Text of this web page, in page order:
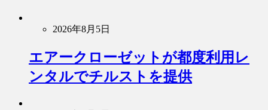
2026年8月5日
エアークローゼットが都度利用レ
ンタルでチルストを提供